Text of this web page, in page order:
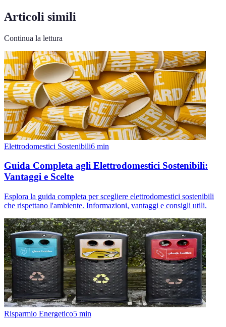
Articoli simili
Continua la lettura
Elettrodomestici Sostenibili6 min
Guida Completa agli Elettrodomestici Sostenibili:
Vantaggi e Scelte
Esplora la guida completa per scegliere elettrodomestici sostenibili
che rispettano l'ambiente. Informazioni, vantaggi e consigli utili.
Risparmio Energetico5 min